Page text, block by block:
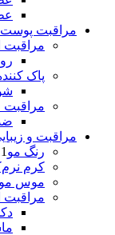
مراقبت پوست
مراقبت
پاک
مراقبت و
رنگ مو 1 محصولات
کرم
موس مو
مراقبت